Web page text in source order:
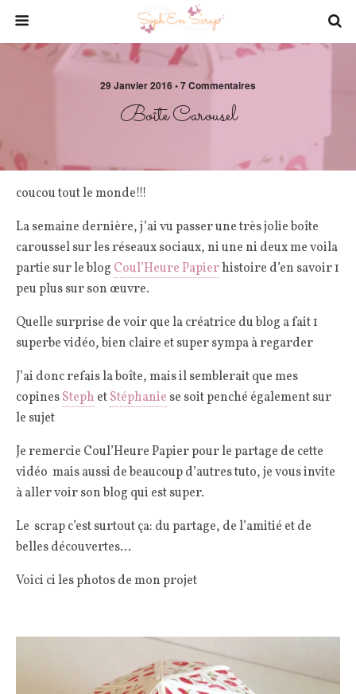
29 Janvier 2016 • 7 Commentaires
Boîte Carousel
coucou tout le monde!!!
La semaine dernière, j’ai vu passer une très jolie boîte
caroussel sur les réseaux sociaux, ni une ni deux me voila
partie sur le blog Coul’Heure Papierhistoire d’en savoir 1
peu plus sur son œuvre.
Quelle surprise de voir que la créatrice du blog a fait 1
superbe vidéo, bien claire et super sympa à regarder
J’ai donc refais la boîte, mais il semblerait que mes
copinesSteph etStéphanie se soit penché également sur
le sujet
Je remercie Coul’Heure Papier pour le partage de cette
vidéo mais aussi de beaucoup d’autres tuto, je vous invite
à aller voir son blog qui est super.
Le scrap c’est surtout ça: du partage, de l’amitié et de
belles découvertes…
Voici ci les photos de mon projet